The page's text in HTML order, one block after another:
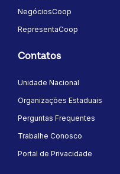
NegóciosCoop
RepresentaCoop
Contatos
Unidade Nacional
Organizações Estaduais
Perguntas Frequentes
Trabalhe Conosco
Portal de Privacidade